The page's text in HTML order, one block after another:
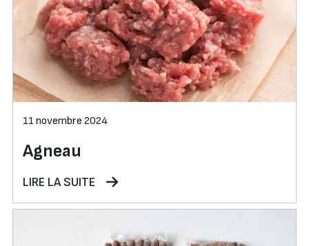
11 novembre 2024
Agneau
LIRE LA SUITE